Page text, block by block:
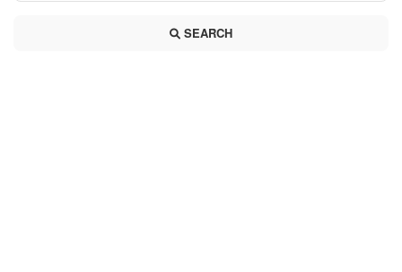
SEARCH